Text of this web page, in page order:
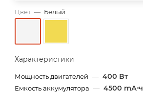
Цвет — Белый
Характеристики
Мощность двигателей — 400 Вт
Емкость аккумулятора — 4500 mА⋅ч